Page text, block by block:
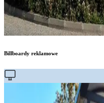
Billboardy reklamowe